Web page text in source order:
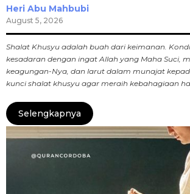
Heri Abu Mahbubi
August 5, 2026
Shalat Khusyu adalah buah dari keimanan.
kesadaran dengan ingat Allah yang Maha Suci,
keagungan-Nya, dan larut dalam munajat
kunci shalat khusyu agar meraih kebahagiaan
Selengkapnya